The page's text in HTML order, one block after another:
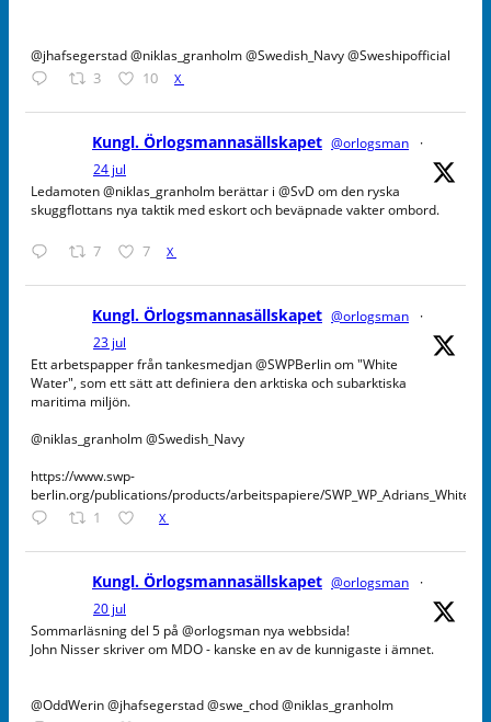
@jhafsegerstad @niklas_granholm @Swedish_Navy @Sweshipofficial
3 10 X
Kungl. Örlogsmannasällskapet @orlogsman
·
24 jul
Ledamoten @niklas_granholm berättar i @SvD om den ryska
skuggflottans nya taktik med eskort och beväpnade vakter ombord.
7 7 X
Kungl. Örlogsmannasällskapet @orlogsman
·
23 jul
Ett arbetspapper från tankesmedjan @SWPBerlin om "White
Water", som ett sätt att definiera den arktiska och subarktiska
maritima miljön.
@niklas_granholm @Swedish_Navy
https://www.swp-
berlin.org/publications/products/arbeitspapiere/
1 X
Kungl. Örlogsmannasällskapet @orlogsman
·
20 jul
Sommarläsning del 5 på @orlogsman nya webbsida!
John Nisser skriver om MDO - kanske en av de kunnigaste i ämnet.
@OddWerin @jhafsegerstad @swe_chod @niklas_granholm